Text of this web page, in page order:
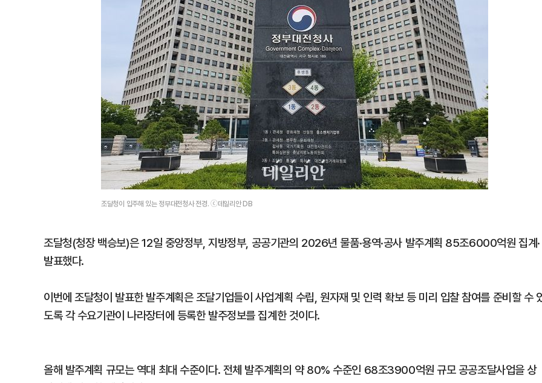
조달청이 입주해 있는 정부대전청사 전경. ⓒ데일리안 DB
조달청(청장 백승보)은 12일 중앙정부, 지방정부, 공공기관의 2026년 물품·용역·공사 발주계획 85조6000억원 집계·
발표했다.
이번에 조달청이 발표한 발주계획은 조달기업들이 사업계획 수립, 원자재 및 인력 확보 등 미리 입찰 참여를 준비할 수
도록 각 수요기관이 나라장터에 등록한 발주정보를 집계한 것이다.
올해 발주계획 규모는 역대 최대 수준이다. 전체 발주계획의 약 80% 수준인 68조3900억원 규모 공공조달사업을 상
3
천안 교회서 의식 잃은 11세
경찰, 학대 치사 여부 수사
4
호르무즈 뒤흔드는 이란 강경
도 또 뒤집힌다”
5
[주간코인] 지금은 살 때 아
인 왜 못 오르나